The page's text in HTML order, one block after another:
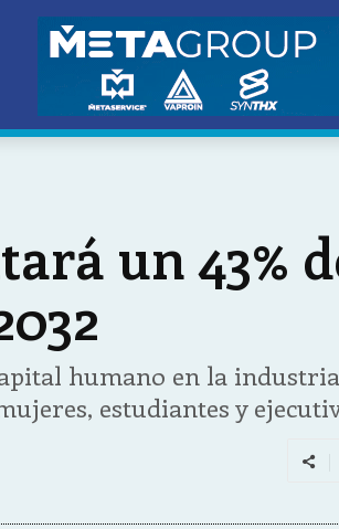
un 43%
humano en la
estudiantes y